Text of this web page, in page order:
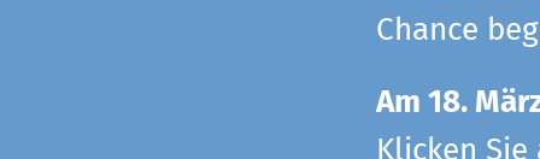
Chance
Am 18.
Klicken